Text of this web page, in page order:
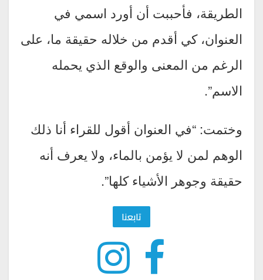
الطريقة، فأحببت أن أورد اسمي في
العنوان، كي أقدم من خلاله حقيقة ما، على
الرغم من المعنى والوقع الذي يحمله
الاسم”.
وختمت: “في العنوان أقول للقراء أنا ذلك
الوهم لمن لا يؤمن بالماء، ولا يعرف أنه
حقيقة وجوهر الأشياء كلها”.
تابعنا